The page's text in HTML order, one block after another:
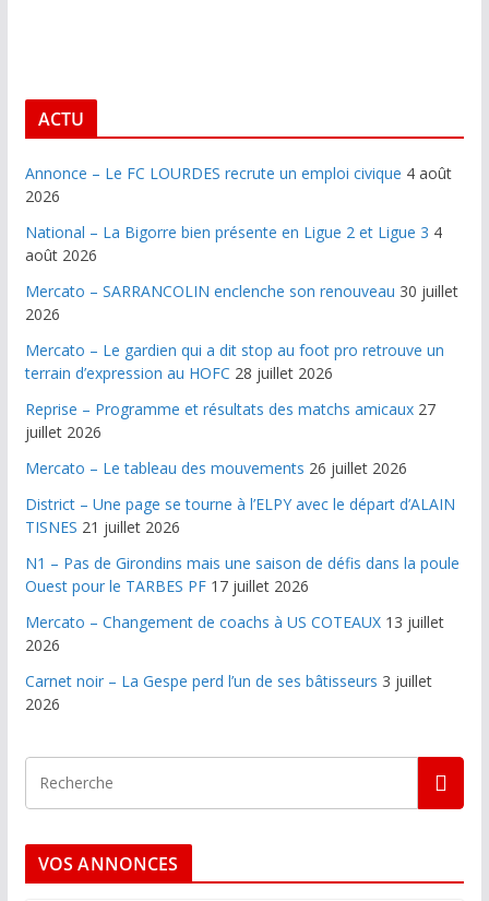
ACTU
Annonce – Le FC LOURDES recrute un emploi civique 4 août
2026
National – La Bigorre bien présente en Ligue 2 et Ligue 3 4
août 2026
Mercato – SARRANCOLIN enclenche son renouveau 30 juillet
2026
Mercato – Le gardien qui a dit stop au foot pro retrouve un
terrain d’expression au HOFC 28 juillet 2026
Reprise – Programme et résultats des matchs amicaux 27
juillet 2026
Mercato – Le tableau des mouvements 26 juillet 2026
District – Une page se tourne à l’ELPY avec le départ d’ALAIN
TISNES 21 juillet 2026
N1 – Pas de Girondins mais une saison de défis dans la poule
Ouest pour le TARBES PF 17 juillet 2026
Mercato – Changement de coachs à US COTEAUX 13 juillet
2026
Carnet noir – La Gespe perd l’un de ses bâtisseurs 3 juillet
2026
VOS ANNONCES